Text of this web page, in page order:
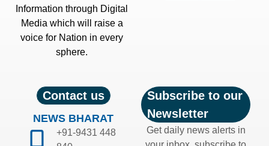
Information through Digital
Media which will raise a
voice for Nation in every
sphere.
Contact us
NEWS BHARAT
+91-9431 448
Subscribe to our
Newsletter
Get daily news alerts in